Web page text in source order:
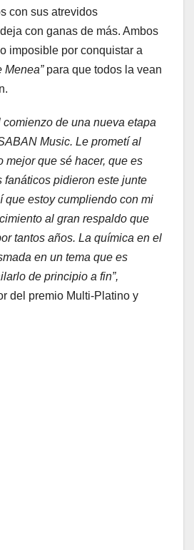
con sus atrevidos
con ganas de más. Ambos
imposible por conquistar a
Menea”para que todos la vean
comienzo de una nueva etapa
Music. Le prometí al
mejor que sé hacer, que es
fanáticos pidieron este junte
que estoy cumpliendo con mi
al gran respaldo que
tantos años. La química en el
en un tema que es
de principio a fin”,
del premio Multi-Platino y